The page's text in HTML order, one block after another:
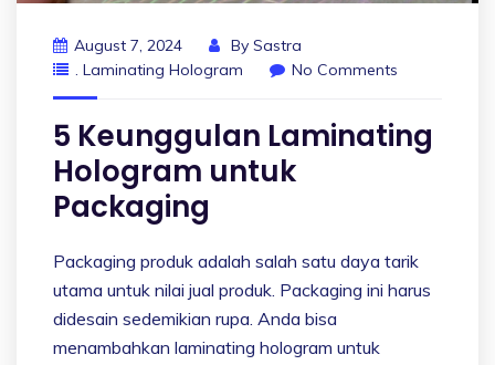
August 7, 2024 By Sastra
. Laminating Hologram
No Comments
5 Keunggulan Laminating
Hologram untuk
Packaging
Packaging produk adalah salah satu daya tarik
utama untuk nilai jual produk. Packaging ini harus
didesain sedemikian rupa. Anda bisa
menambahkan laminating hologram untuk